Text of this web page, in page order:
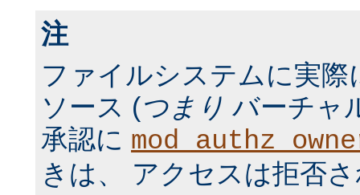
注
ファイルシステムに実
ソース (つまり バーチャ
承認に
きは、 アクセスは拒否